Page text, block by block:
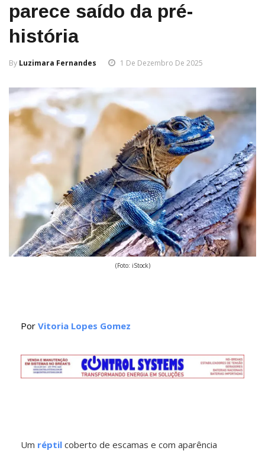
parece saído da pré-
história
By Luzimara Fernandes 1 De Dezembro De 2025
(Foto: iStock)
Por Vitoria Lopes Gomez
Um réptil coberto de escamas e com aparência